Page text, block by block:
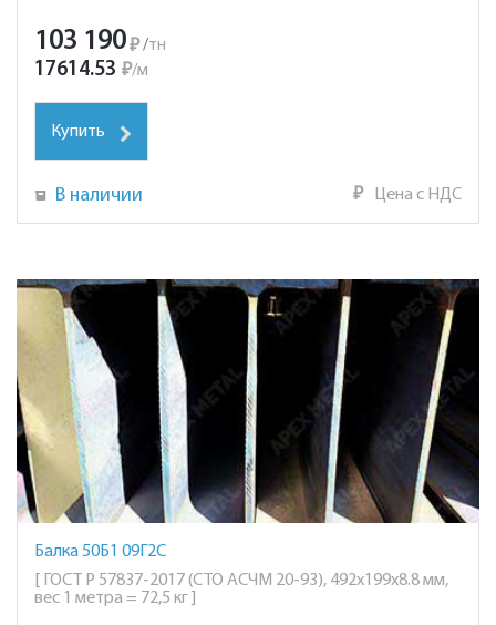
103 190₽ /тн
17614.53 ₽/м
Купить
В наличии ₽ Цена с НДС
Балка 50Б1 09Г2С
[ ГОСТ Р 57837-2017 (СТО АСЧМ 20-93), 492х199х8.8 мм,
вес 1 метра = 72,5 кг ]